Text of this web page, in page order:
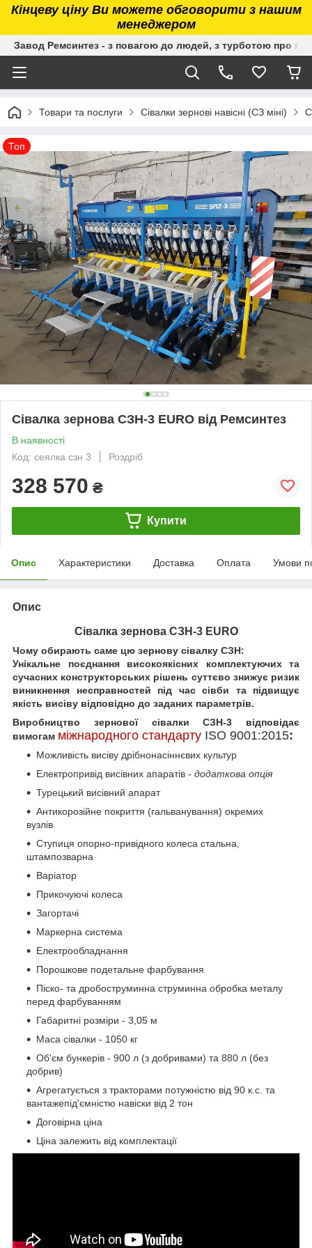
Кінцеву ціну Ви можете обговорити з нашим
менеджером
Завод Ремсинтез - з повагою до людей, з турботою про
Товари та послуги Сівалки зернові навісні (СЗ міні)
Топ
Сівалка зернова СЗН-3 EURO від Ремсинтез
В наявності
Код: сеялка сзн 3
Роздріб
328 570 ₴
Купити
Опис Характеристики Доставка Оплата Умови
Опис
Сівалка зернова СЗН-3 EURO
Чому обирають саме цю зернову сівалку СЗН:
Унікальне поєднання високоякісних комплектуючих та
сучасних конструкторських рішень суттєво знижує ризик
виникнення несправностей під час сівби та підвищує
якість висіву відповідно до заданих параметрів.
Виробництво зернової сівалки СЗН-3 відповідає
вимогам міжнародного стандарту ISO 9001:2015:
Можливість висіву дрібнонасіннєвих культур
Електропривід висівних апаратів - додаткова опція
Турецький висівний апарат
Антикорозійне покриття (гальванування) окремих
вузлів
Ступиця опорно-привідного колеса стальна,
штампозварна
Варіатор
Прикочуючі колеса
Загортачі
Маркерна система
Електрообладнання
Порошкове подетальне фарбування
Піско- та дробоструминна струминна обробка металу
перед фарбуванням
Габаритні розміри - 3,05 м
Маса сівалки - 1050 кг
Об'єм бункерів - 900 л (з добривами) та 880 л (без
добрив)
Агрегатується з тракторами потужністю від 90 к.с. та
вантажепід'ємністю навіски від 2 тон
Договірна ціна
Ціна залежить від комплектації